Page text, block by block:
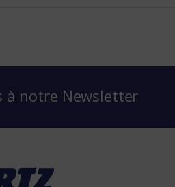
à notre Newsletter